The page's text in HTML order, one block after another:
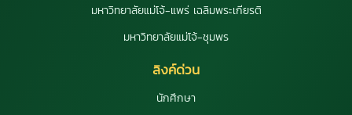
มหาวิทยาลัยแม่โจ้-แพร่ เฉลิมพระเกียรติ
มหาวิทยาลัยแม่โจ้-ชุมพร
ลิงค์ด่วน
นักศึกษา